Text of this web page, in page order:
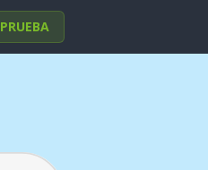
한국의
PRUEBA